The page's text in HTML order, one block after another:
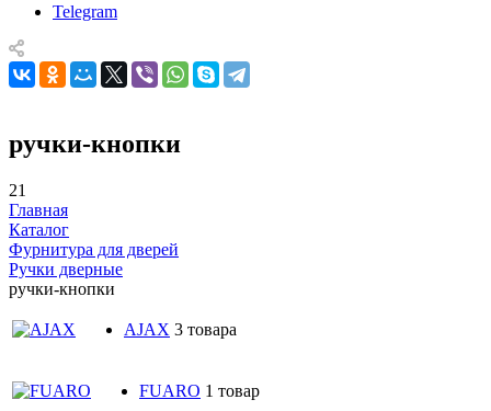
Telegram
ручки-кнопки
21
Главная
Каталог
Фурнитура для дверей
Ручки дверные
ручки-кнопки
AJAX 3 товара
FUARO 1 товар